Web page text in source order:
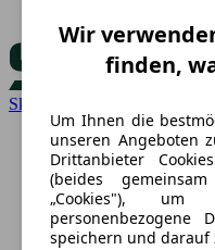
Skoda
Wir
finden,
Um Ihnen die
unseren Angeboten
Drittanbieter
(beides
„Cookies"), um
personenbezogene
speichern und darauf